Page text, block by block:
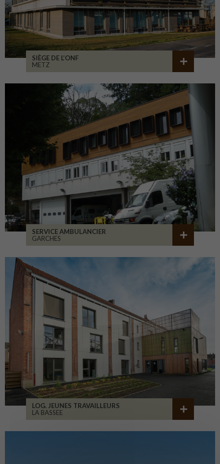
SIÈGE DE L’ONF
METZ
SERVICE AMBULANCIER
GARCHES
LOG. JEUNES TRAVAILLEURS
LA BASSEE